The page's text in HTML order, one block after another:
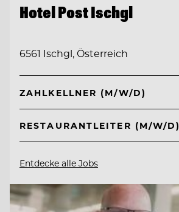
Hotel Post Ischgl
6561 Ischgl, Österreich
ZAHLKELLNER (M/W/D)
RESTAURANTLEITER (M/W/D)
Entdecke alle Jobs